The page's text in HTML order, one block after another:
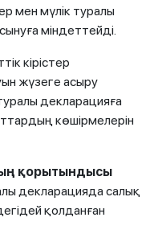
мен мүлік туралы
міндеттейді.
кірістер
жүзеге асыру
декларацияға
көшірмелерін
қорытындысы
декларацияда салық
қолданған